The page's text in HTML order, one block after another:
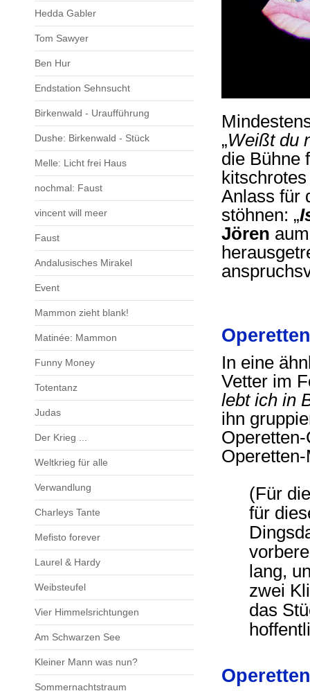
Hedda Gabler
Tom Sawyer
Ben Hur
Endstation Sehnsucht
Birkenwald - Uraufführung
Dushe: Birkenwald - Stück
Melle: Licht frei Haus
nochmal: Faust
vincent will meer
Faust
Andalusisches Mirakel
Event
Mammon zieht blank!
Matinée: Mammon
Funny Money
Totentanz
Judas
Der Krieg ...
Weltkrieg für alle
Verwandlung
Charleys Tante
Mefisto forever
Laurel & Hardy
Weibsteufel
Vier Himmelsrichtungen
Am Schwarzen See
Kleiner Mann was nun?
Sommernachtstraum
„Weißt du
die
Anlass für
stöhnen: „
Jören
In eine
Vetter im
lebt ich in
ihn
(Für
für
lang,
zwei
das